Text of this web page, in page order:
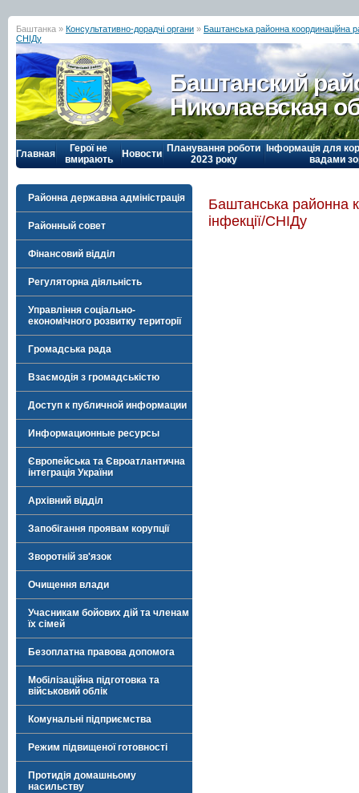
Баштанка » Консультативно-дорадчі органи » Баштанська районна координаційна
СНІДу
Баштанский
Николаевская
Главная
Герої не
вмирають
Новости Планування роботи
2023 року
Інформація для
вадами
Районна державна адміністрація
Районный совет
Фінансовий відділ
Регуляторна діяльність
Управління соціально-
економічного розвитку території
Громадська рада
Взаємодія з громадськістю
Доступ к публичной информации
Информационные ресурсы
Європейська та Євроатлантична
інтеграція України
Архівний відділ
Запобігання проявам корупції
Зворотній зв'язок
Очищення влади
Учасникам бойових дій та членам
їх сімей
Безоплатна правова допомога
Мобілізаційна підготовка та
військовий облік
Комунальні підприємства
Режим підвищеної готовності
Протидія домашньому
насильству
Баштанська районна
інфекції/СНІДу